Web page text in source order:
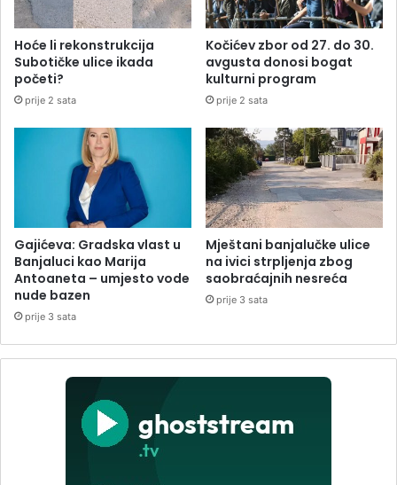
Hoće li rekonstrukcija
Subotičke ulice ikada
početi?
prije 2 sata
Kočićev zbor od 27. do 30.
avgusta donosi bogat
kulturni program
prije 2 sata
Gajićeva: Gradska vlast u
Banjaluci kao Marija
Antoaneta – umjesto vode
nude bazen
prije 3 sata
Mještani banjalučke ulice
na ivici strpljenja zbog
saobraćajnih nesreća
prije 3 sata